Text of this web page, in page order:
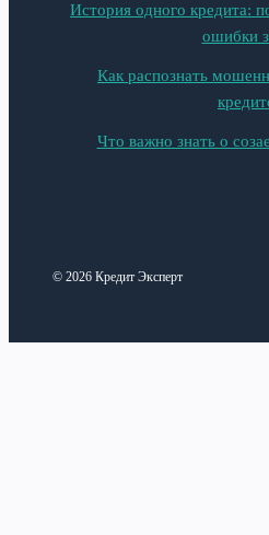
История одного кредита:
ошибки
Как распознать
Что важно знать о
© 2026 Кредит Эксперт